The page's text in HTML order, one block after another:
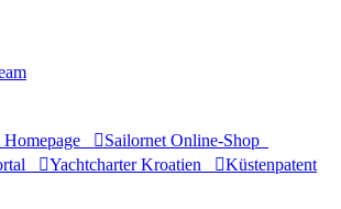
Homepage
Sailornet Online-Shop
Yachtcharter Kroatien
Küstenpatent